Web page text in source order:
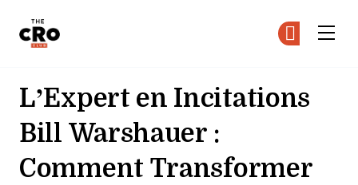
L’Expert en Incitations
Bill Warshauer :
Comment Transformer